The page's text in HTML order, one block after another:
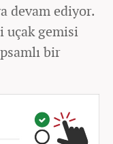
devam ediyor.
uçak gemisi
bir